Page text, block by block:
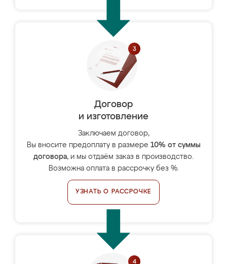
Договор
и изготовление
Заключаем договор,
Вы вносите предоплату в размере 10% от суммы
договора, и мы отдаём заказ в производство.
Возможна оплата в рассрочку без %.
УЗНАТЬ О РАССРОЧКЕ